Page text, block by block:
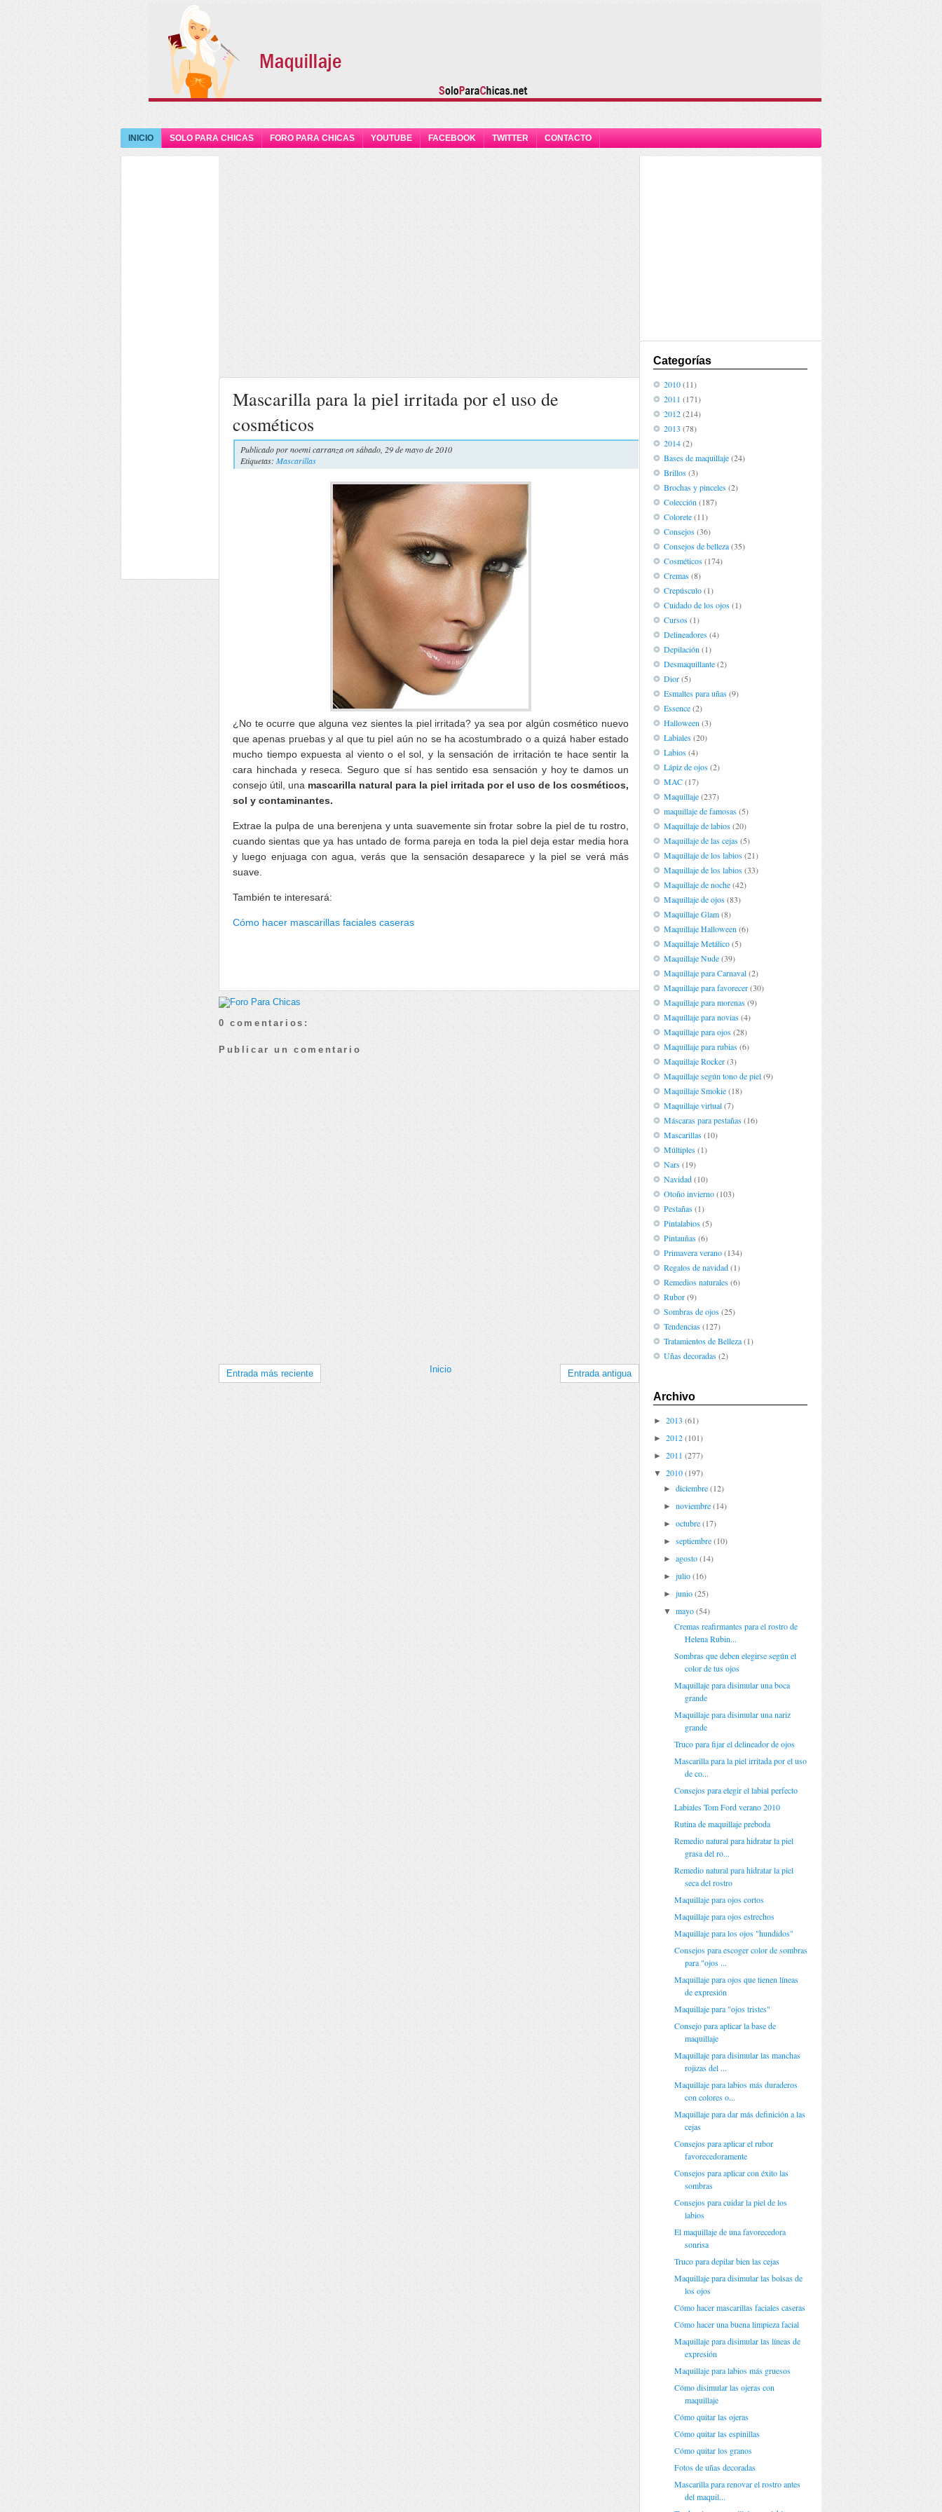
INICIO SOLO PARA CHICAS FORO PARA CHICAS YOUTUBE FACEBOOK TWITTER CONTACTO
Mascarilla para la piel irritada por el uso de
cosméticos
Publicado pornoemi carranzaon sábado, 29 de mayo de 2010
Etiquetas: Mascarillas
¿No te ocurre que alguna vez sientes la piel irritada? ya sea por algún cosmético nuevo
que apenas pruebas y al que tu piel aún no se ha acostumbrado o a quizá haber estado
mucho tiempo expuesta al viento o el sol, y la sensación de irritación te hace sentir la
cara hinchada y reseca. Seguro que sí has sentido esa sensación y hoy te damos un
consejo útil, una mascarilla natural para la piel irritada por el uso de los cosméticos,
sol y contaminantes.
Extrae la pulpa de una berenjena y unta suavemente sin frotar sobre la piel de tu rostro,
cuando sientas que ya has untado de forma pareja en toda la piel deja estar media hora
y luego enjuaga con agua, verás que la sensación desaparece y la piel se verá más
suave.
También te interesará:
Cómo hacer mascarillas faciales caseras
0 comentarios:
Publicar un comentario
Entrada más reciente Entrada antigua
Inicio
Categorías
2010(11)
2011 (171)
2012(214)
2013 (78)
2014(2)
Bases de maquillaje(24)
Brillos(3)
Brochas y pinceles(2)
Colección (187)
Colorete(11)
Consejos(36)
Consejos de belleza(35)
Cosméticos(174)
Cremas(8)
Crepúsculo(1)
Cuidado de los ojos(1)
Cursos(1)
Delineadores(4)
Depilación (1)
Desmaquillante(2)
Dior(5)
Esmaltes para uñas(9)
Essence(2)
Halloween (3)
Labiales(20)
Labios(4)
Lápiz de ojos(2)
MAC(17)
Maquillaje(237)
maquillaje de famosas(5)
Maquillaje de labios(20)
Maquillaje de las cejas(5)
Maquillaje de los labios(21)
Maquillaje de los labios(33)
Maquillaje de noche(42)
Maquillaje de ojos(83)
Maquillaje Glam(8)
Maquillaje Halloween (6)
Maquillaje Metálico(5)
Maquillaje Nude(39)
Maquillaje para Carnaval(2)
Maquillaje para favorecer(30)
Maquillaje para morenas(9)
Maquillaje para novias(4)
Maquillaje para ojos(28)
Maquillaje para rubias(6)
Maquillaje Rocker(3)
Maquillaje según tono de piel(9)
Maquillaje Smokie(18)
Maquillaje virtual(7)
Máscaras para pestañas(16)
Mascarillas(10)
Múltiples(1)
Nars(19)
Navidad(10)
Otoño invierno(103)
Pestañas(1)
Pintalabios(5)
Pintauñas(6)
Primavera verano(134)
Regalos de navidad(1)
Remedios naturales(6)
Rubor(9)
Sombras de ojos(25)
Tendencias(127)
Tratamientos de Belleza(1)
Uñas decoradas(2)
Archivo
► 2013 (61)
► 2012(101)
► 2011 (277)
▼ 2010(197)
►diciembre (12)
►noviembre (14)
►octubre (17)
►septiembre (10)
►agosto (14)
►julio (16)
►junio (25)
▼mayo (54)
Cremas reafirmantes para el rostro de
Helena Rubin...
Sombras que deben elegirse según el
color de tus ojos
Maquillaje para disimular una boca
grande
Maquillaje para disimular una nariz
grande
Truco para fijar el delineador de ojos
Mascarilla para la piel irritada por el uso
de co...
Consejos para elegir el labial perfecto
Labiales Tom Ford verano 2010
Rutina de maquillaje preboda
Remedio natural para hidratar la piel
grasa del ro...
Remedio natural para hidratar la piel
seca del rostro
Maquillaje para ojos cortos
Maquillaje para ojos estrechos
Maquillaje para los ojos "hundidos"
Consejos para escoger color de sombras
para "ojos ...
Maquillaje para ojos que tienen líneas
de expresión
Maquillaje para "ojos tristes"
Consejo para aplicar la base de
maquillaje
Maquillaje para disimular las manchas
rojizas del ...
Maquillaje para labios más duraderos
con colores o...
Maquillaje para dar más definición a las
cejas
Consejos para aplicar el rubor
favorecedoramente
Consejos para aplicar con éxito las
sombras
Consejos para cuidar la piel de los
labios
El maquillaje de una favorecedora
sonrisa
Truco para depilar bien las cejas
Maquillaje para disimular las bolsas de
los ojos
Cómo hacer mascarillas faciales caseras
Cómo hacer una buena limpieza facial
Maquillaje para disimular las líneas de
expresión
Maquillaje para labios más gruesos
Cómo disimular las ojeras con
maquillaje
Cómo quitar las ojeras
Cómo quitar las espinillas
Cómo quitar los granos
Fotos de uñas decoradas
Mascarilla para renovar el rostro antes
del maquil...